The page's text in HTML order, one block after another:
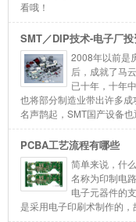
看哦！
SMT／DIP技术-电子厂
2008年以前是
后，成就了马
已十年，十年
也将部分制造业带出许多
名声鹊起，SMT国产设备
PCBA工艺流程有哪些
简单来说，什
名称为印制电
电子元器件的
是采用电子印刷术制作的